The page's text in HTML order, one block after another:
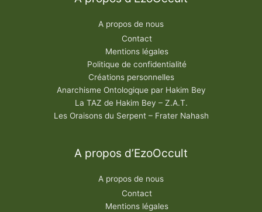
A propos de nous
Contact
Mentions légales
Politique de confidentialité
Créations personnelles
Anarchisme Ontologique par Hakim Bey
La TAZ de Hakim Bey – Z.A.T.
Les Oraisons du Serpent – Frater Nahash
A propos d’EzoOccult
A propos de nous
Contact
Mentions légales